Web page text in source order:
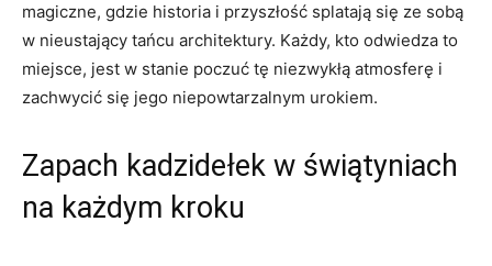
⁤magiczne, gdzie historia i przyszłość‌ splatają się⁣ ze sobą⁢
w nieustający tańcu architektury. Każdy, kto odwiedza⁢ to⁢
miejsce, ‌jest w stanie poczuć ⁣tę niezwykłą atmosferę i
zachwycić się jego niepowtarzalnym urokiem.
Zapach kadzidełek w świątyniach
na każdym kroku